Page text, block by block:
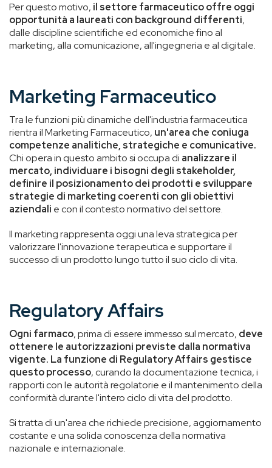
Per questo motivo, il settore farmaceutico offre oggi
opportunità a laureati con background differenti,
dalle discipline scientifiche ed economiche fino al
marketing, alla comunicazione, all'ingegneria e al digitale.
Marketing Farmaceutico
Tra le funzioni più dinamiche dell'industria farmaceutica
rientra il Marketing Farmaceutico, un'area che coniuga
competenze analitiche, strategiche e comunicative.
Chi opera in questo ambito si occupa di analizzare il
mercato, individuare i bisogni degli stakeholder,
definire il posizionamento dei prodotti e sviluppare
strategie di marketing coerenti con gli obiettivi
aziendali e con il contesto normativo del settore.
Il marketing rappresenta oggi una leva strategica per
valorizzare l'innovazione terapeutica e supportare il
successo di un prodotto lungo tutto il suo ciclo di vita.
Regulatory Affairs
Ogni farmaco, prima di essere immesso sul mercato, deve
ottenere le autorizzazioni previste dalla normativa
vigente. La funzione di Regulatory Affairs gestisce
questo processo, curando la documentazione tecnica, i
rapporti con le autorità regolatorie e il mantenimento della
conformità durante l'intero ciclo di vita del prodotto.
Si tratta di un'area che richiede precisione, aggiornamento
costante e una solida conoscenza della normativa
nazionale e internazionale.